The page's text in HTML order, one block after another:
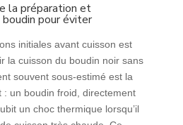
la préparation et
pour éviter
initiales avant cuisson est
la cuisson du boudin noir sans
souvent sous-estimé est la
un boudin froid, directement
un choc thermique lorsqu’il